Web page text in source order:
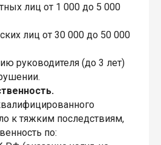
лиц от 1 000 до 5 000
лиц от 30 000 до 50 000
руководителя (до 3 лет)
к тяжким последствиям,
по: